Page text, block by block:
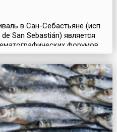
в Сан-Себастьяне (исп.
San Sebastián) является
форумов
культурных событий
престижным в
и четвёртым по
Берлина и Венеции.Уже
начиная с 1953 года, М...